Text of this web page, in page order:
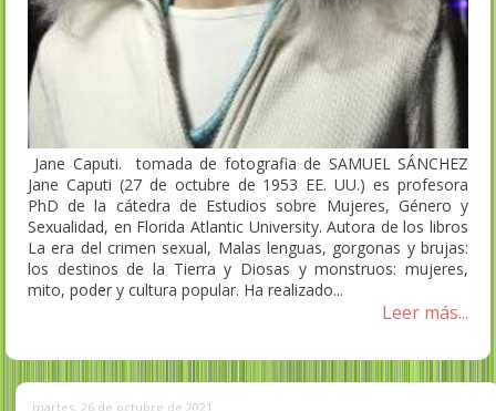
Jane Caputi. tomada de fotografia de SAMUEL SÁNCHEZ
Jane Caputi (27 de octubre de 1953 EE. UU.) es profesora
PhD de la cátedra de Estudios sobre Mujeres, Género y
Sexualidad, en Florida Atlantic University. Autora de los libros
La era del crimen sexual, Malas lenguas, gorgonas y brujas:
los destinos de la Tierra y Diosas y monstruos: mujeres,
mito, poder y cultura popular. Ha realizado...
Leer más...
martes, 26 de octubre de 2021